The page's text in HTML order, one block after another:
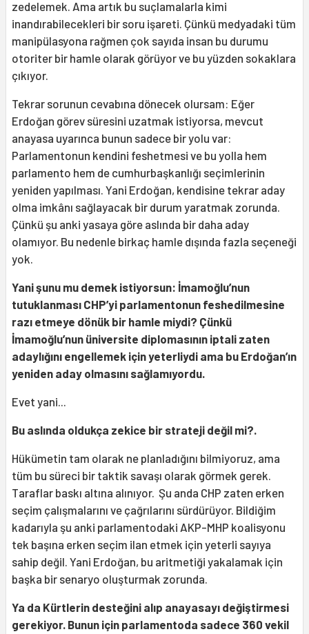
zedelemek. Ama artık bu suçlamalarla kimi
inandırabilecekleri bir soru işareti. Çünkü medyadaki tüm
manipülasyona rağmen çok sayıda insan bu durumu
otoriter bir hamle olarak görüyor ve bu yüzden sokaklara
çıkıyor.
Tekrar sorunun cevabına dönecek olursam: Eğer
Erdoğan görev süresini uzatmak istiyorsa, mevcut
anayasa uyarınca bunun sadece bir yolu var:
Parlamentonun kendini feshetmesi ve bu yolla hem
parlamento hem de cumhurbaşkanlığı seçimlerinin
yeniden yapılması. Yani Erdoğan, kendisine tekrar aday
olma imkânı sağlayacak bir durum yaratmak zorunda.
Çünkü şu anki yasaya göre aslında bir daha aday
olamıyor. Bu nedenle birkaç hamle dışında fazla seçeneği
yok.
Yani şunu mu demek istiyorsun: İmamoğlu’nun
tutuklanması CHP’yi parlamentonun feshedilmesine
razı etmeye dönük bir hamle miydi? Çünkü
İmamoğlu’nun üniversite diplomasının iptali zaten
adaylığını engellemek için yeterliydi ama bu Erdoğan’ın
yeniden aday olmasını sağlamıyordu.
Evet yani...
Bu aslında oldukça zekice bir strateji değil mi?.
Hükümetin tam olarak ne planladığını bilmiyoruz, ama
tüm bu süreci bir taktik savaşı olarak görmek gerek.
Taraflar baskı altına alınıyor. Şu anda CHP zaten erken
seçim çalışmalarını ve çağrılarını sürdürüyor. Bildiğim
kadarıyla şu anki parlamentodaki AKP-MHP koalisyonu
tek başına erken seçim ilan etmek için yeterli sayıya
sahip değil. Yani Erdoğan, bu aritmetiği yakalamak için
başka bir senaryo oluşturmak zorunda.
Ya da Kürtlerin desteğini alıp anayasayı değiştirmesi
gerekiyor. Bunun için parlamentoda sadece 360 vekil